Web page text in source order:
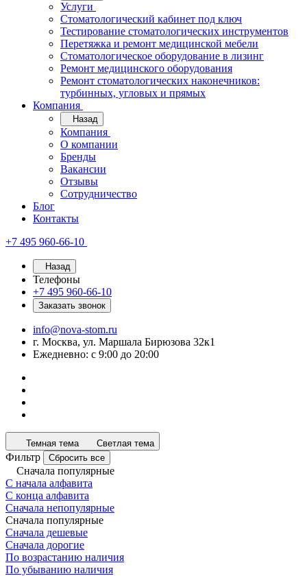
Услуги
Стоматологический кабинет под ключ
Тестирование стоматологических инструментов
Перетяжка и ремонт медицинской мебели
Стоматологическое оборудование в лизинг
Ремонт медицинского оборудования
Ремонт стоматологических наконечников:
турбинных, угловых и прямых
Компания
Назад
Компания
О компании
Бренды
Вакансии
Отзывы
Сотрудничество
Блог
Контакты
+7 495 960-66-10
Назад
Телефоны
+7 495 960-66-10
Заказать звонок
info@nova-stom.ru
г. Москва, ул. Маршала Бирюзова 32к1
Ежедневно: с 9:00 до 20:00
Темная тема Светлая тема
Фильтр Сбросить все
Сначала популярные
С начала алфавита
С конца алфавита
Сначала непопулярные
Сначала популярные
Сначала дешевые
Сначала дорогие
По возрастанию наличия
По убыванию наличия